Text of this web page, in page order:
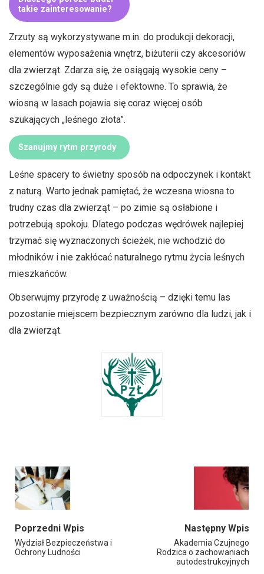
takie zainteresowanie?
Zrzuty są wykorzystywane m.in. do produkcji dekoracji,
elementów wyposażenia wnętrz, biżuterii czy akcesoriów
dla zwierząt. Zdarza się, że osiągają wysokie ceny –
szczególnie gdy są duże i efektowne. To sprawia, że
wiosną w lasach pojawia się coraz więcej osób
szukających „leśnego złota”.
Szanujmy rytm przyrody
Leśne spacery to świetny sposób na odpoczynek i kontakt
z naturą. Warto jednak pamiętać, że wczesna wiosna to
trudny czas dla zwierząt – po zimie są osłabione i
potrzebują spokoju. Dlatego podczas wędrówek najlepiej
trzymać się wyznaczonych ścieżek, nie wchodzić do
młodników i nie zakłócać naturalnego rytmu życia leśnych
mieszkańców.
Obserwujmy przyrodę z uważnością – dzięki temu las
pozostanie miejscem bezpiecznym zarówno dla ludzi, jak i
dla zwierząt.
Poprzedni Wpis
Wydział Bezpieczeństwa i
Ochrony Ludności
Następny Wpis
Akademia Czujnego
Rodzica o zachowaniach
autodestrukcyjnych